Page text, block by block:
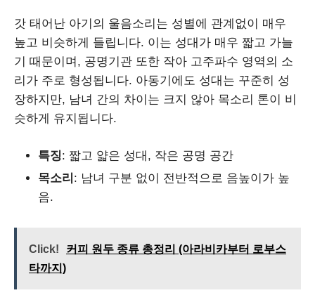
갓 태어난 아기의 울음소리는 성별에 관계없이 매우
높고 비슷하게 들립니다. 이는 성대가 매우 짧고 가늘
기 때문이며, 공명기관 또한 작아 고주파수 영역의 소
리가 주로 형성됩니다. 아동기에도 성대는 꾸준히 성
장하지만, 남녀 간의 차이는 크지 않아 목소리 톤이 비
슷하게 유지됩니다.
특징: 짧고 얇은 성대, 작은 공명 공간
목소리 : 남녀 구분 없이 전반적으로 음높이가 높
음.
Click!
커피 원두 종류 총정리 (아라비카부터 로부스
타까지)